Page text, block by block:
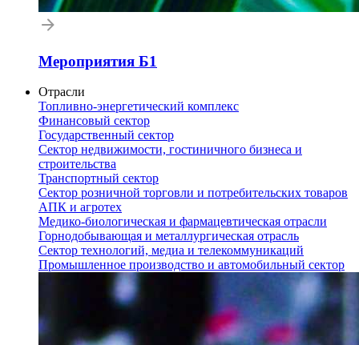
Мероприятия Б1
Отрасли
Топливно-энергетический комплекс
Финансовый сектор
Государственный сектор
Сектор недвижимости, гостиничного бизнеса и
строительства
Транспортный сектор
Сектор розничной торговли и потребительских товаров
АПК и агротех
Медико-биологическая и фармацевтическая отрасли
Горнодобывающая и металлургическая отрасль
Сектор технологий, медиа и телекоммуникаций
Промышленное производство и автомобильный сектор